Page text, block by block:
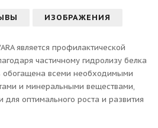
ИЗОБРАЖЕНИЯ
является профилактической
частичному гидролизу белка
обогащена всеми необходимыми
и минеральными веществами,
оптимального роста и развития